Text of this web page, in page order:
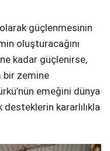
güçlenmesinin
oluşturacağını
kadar güçlenirse,
bir zemine
emeğini dünya
kararlılıkla